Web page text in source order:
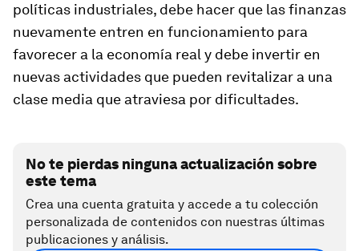
políticas industriales, debe hacer que las finanzas
nuevamente entren en funcionamiento para
favorecer a la economía real y debe invertir en
nuevas actividades que pueden revitalizar a una
clase media que atraviesa por dificultades.
No te pierdas ninguna actualización sobre
este tema
Crea una cuenta gratuita y accede a tu colección
personalizada de contenidos con nuestras últimas
publicaciones y análisis.